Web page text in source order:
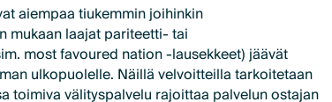
aiempaa tiukemmin joihinkin
mukaan laajat pariteetti- tai
most favoured nation -lausekkeet) jäävät
ulkopuolelle. Näillä velvoitteilla tarkoitetaan
toimiva välityspalvelu rajoittaa palvelun ostajan